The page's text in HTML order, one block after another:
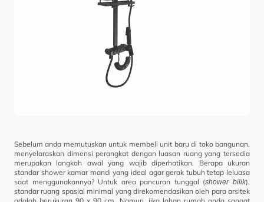
Sebelum anda memutuskan untuk membeli unit baru di toko bangunan,
menyelaraskan dimensi perangkat dengan luasan ruang yang tersedia
merupakan langkah awal yang wajib diperhatikan. Berapa ukuran
standar shower kamar mandi yang ideal agar gerak tubuh tetap leluasa
saat menggunakannya? Untuk area pancuran tunggal (shower bilik),
standar ruang spasial minimal yang direkomendasikan oleh para arsitek